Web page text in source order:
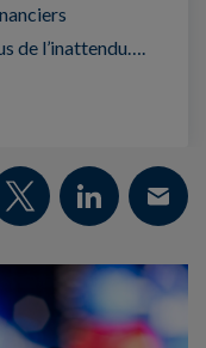
de l’inattendu….